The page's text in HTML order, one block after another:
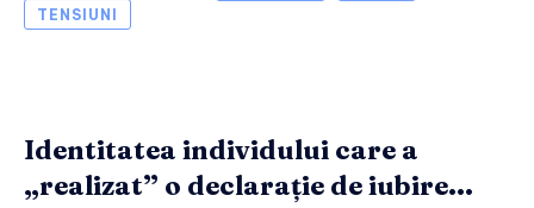
TENSIUNI
Identitatea individului care a
„realizat” o declarație de iubire...